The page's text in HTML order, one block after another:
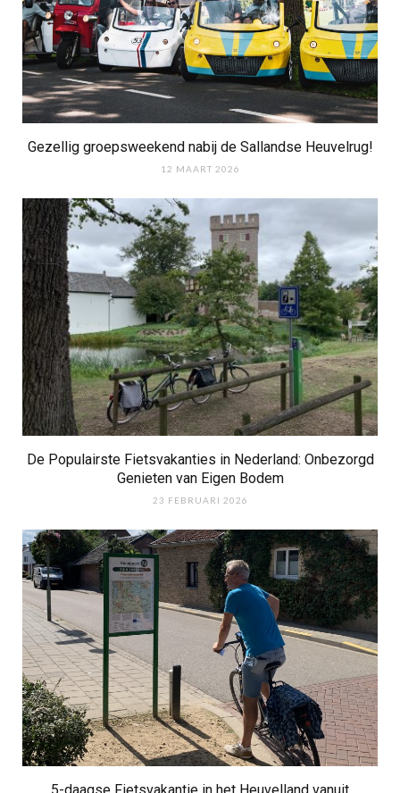
Gezellig groepsweekend nabij de Sallandse Heuvelrug!
12 MAART 2026
De Populairste Fietsvakanties in Nederland: Onbezorgd
Genieten van Eigen Bodem
23 FEBRUARI 2026